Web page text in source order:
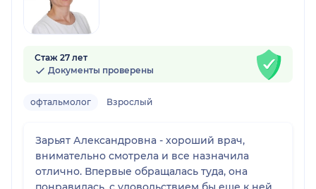
Стаж 27 лет
Документы проверены
офтальмолог Взрослый
Зарьят Александровна - хороший врач,
внимательно смотрела и все назначила
отлично. Впервые обращалась туда, она